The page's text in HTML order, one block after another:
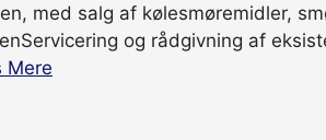
med salg af kølesmøremidler,
og rådgivning af